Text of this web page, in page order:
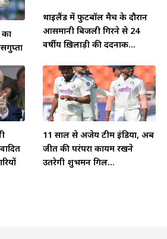
का
थाईलैंड में फुटबॉल मैच के दौरान
आसमानी बिजली गिरने से 24
वर्षीय ख़िलाड़ी की दर्दनाक...
11 साल से अजेय टीम इंडिया, अब
जीत की परंपरा कायम रखने
उतरेगी शुभमन गिल...